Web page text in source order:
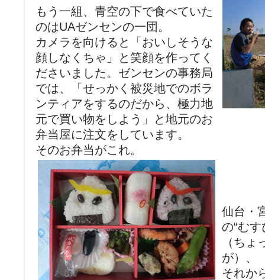
もう一組、青空の下で食べていた
のはUAゼンセンの一団。
カメラを向けると「おいしそうな
顔しなくちゃ」と笑顔を作ってく
ださいました。ゼンセンの事務局
では、「せっかく被災地でのボラ
ンティアをするのだから、極力地
元で買い物をしよう」と地元のお
弁当屋に注文をしています。
そのお弁当がこれ。
仙台・
の“む
（ち
が）、
それか